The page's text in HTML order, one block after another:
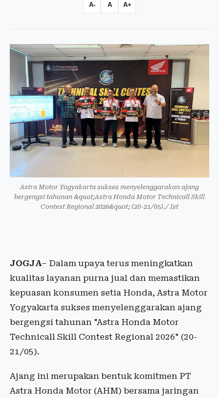
A- A A+
Astra Motor Yogyakarta sukses menyelenggarakan ajang
bergengsi tahunan &quot;Astra Honda Motor Technicall Skill
Contest Regional 2026&quot; (20-21/05)./ Ist
JOGJA– Dalam upaya terus meningkatkan
kualitas layanan purna jual dan memastikan
kepuasan konsumen setia Honda, Astra Motor
Yogyakarta sukses menyelenggarakan ajang
bergengsi tahunan "Astra Honda Motor
Technicall Skill Contest Regional 2026" (20-
21/05).
Ajang ini merupakan bentuk komitmen PT
Astra Honda Motor (AHM) bersama jaringan